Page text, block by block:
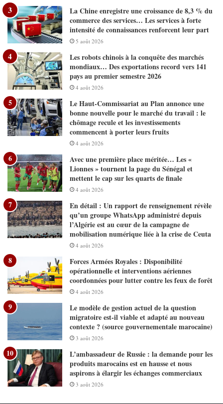
La Chine enregistre une croissance de 8,3 % du
commerce des services… Les services à forte
intensité de connaissances renforcent leur part
5 août 2026
Les robots chinois à la conquête des marchés
mondiaux… Des exportations record vers 141
pays au premier semestre 2026
4 août 2026
Le Haut-Commissariat au Plan annonce une
bonne nouvelle pour le marché du travail : le
chômage recule et les investissements
commencent à porter leurs fruits
4 août 2026
Avec une première place méritée… Les «
Lionnes » tournent la page du Sénégal et
mettent le cap sur les quarts de finale
4 août 2026
En détail : Un rapport de renseignement révèle
qu’un groupe WhatsApp administré depuis
l’Algérie est au cœur de la campagne de
mobilisation numérique liée à la crise de Ceuta
4 août 2026
Forces Armées Royales : Disponibilité
opérationnelle et interventions aériennes
coordonnées pour lutter contre les feux de forêt
4 août 2026
Le modèle de gestion actuel de la question
migratoire est-il viable et adapté au nouveau
contexte ? (source gouvernementale marocaine)
3 août 2026
L’ambassadeur de Russie : la demande pour les
produits marocains est en hausse et nous
aspirons à élargir les échanges commerciaux
3 août 2026